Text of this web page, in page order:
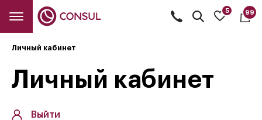
5 99
Личный кабинет
Личный кабинет
Выйти